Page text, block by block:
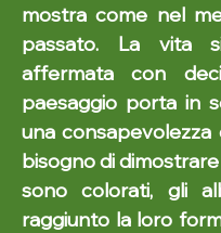
mostra come nel
passato. La vita
affermata con
paesaggio porta in
una
bisogno di
sono colorati, gli
raggiunto la loro